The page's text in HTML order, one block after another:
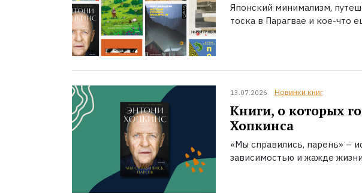
Японский минимализм,
тоска в Парагвае и кое-что
13.07.2026 Новинки книг
Книги, о которых
Хопкинса
«Мы справились, парень» –
зависимостью и жажде